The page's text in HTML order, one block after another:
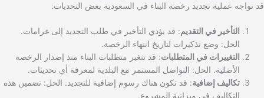
قد تواجه عملية تجديد رخصة البناء في السعودية بعض التحديات:
التأخير في التقديم: قد يؤدي التأخير في طلب التجديد إلى غرامات.
الحل: وضع تذكيرات لتاريخ انتهاء الرخصة.
التغييرات في المتطلبات: قد تتغير متطلبات البناء منذ إصدار الرخصة
الأصلية. الحل: التواصل المستمر مع البلدية لمعرفة أي تحديثات.
تكاليف إضافية: قد تكون هناك رسوم إضافية للتجديد. الحل: تضمين هذه
التكاليف في ميزانية المشروع.